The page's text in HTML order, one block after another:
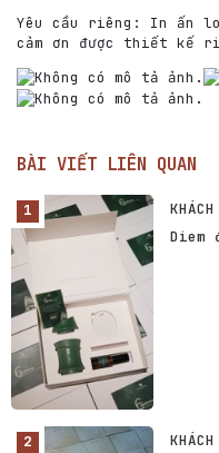
Yêu cầu riêng: In ấn
cảm ơn được thiết kế
BÀI VIẾT LIÊN QUAN
Diem